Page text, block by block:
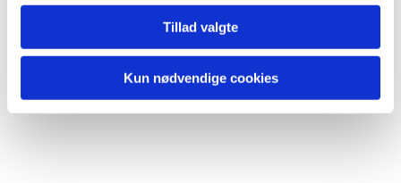
Tillad valgte
Kun nødvendige cookies